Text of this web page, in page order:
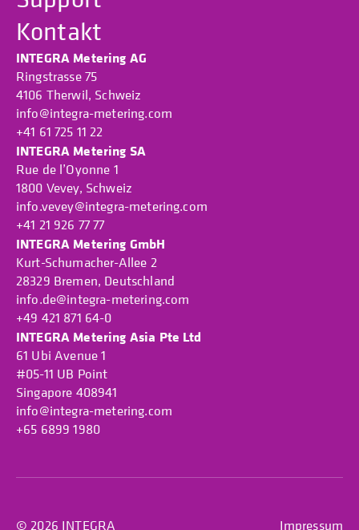
Kontakt
INTEGRA Metering AG
Ringstrasse 75
4106 Therwil, Schweiz
info@integra-metering.com
+41 61 725 11 22
INTEGRA Metering SA
Rue de l’Oyonne 1
1800 Vevey, Schweiz
info.vevey@integra-metering.com
+41 21 926 77 77
INTEGRA Metering GmbH
Kurt-Schumacher-Allee 2
28329 Bremen, Deutschland
info.de@integra-metering.com
+49 421 871 64-0
INTEGRA Metering Asia Pte Ltd
61 Ubi Avenue 1
#05-11 UB Point
Singapore 408941
info@integra-metering.com
+65 6899 1980
© 2026 INTEGRA Impressum